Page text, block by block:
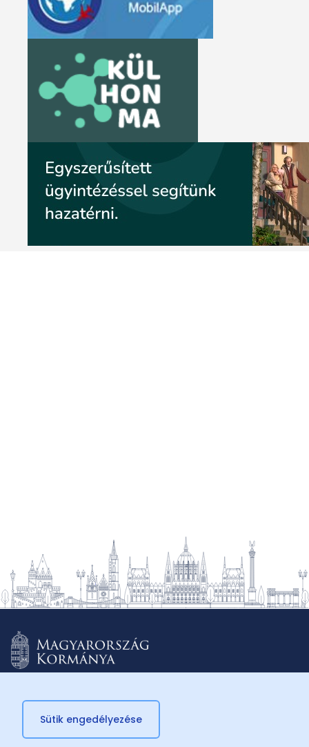
© 2026 Külügyminisztérium
Sütik engedélyezése